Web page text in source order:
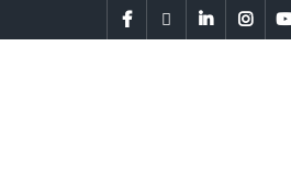
facebooktwitterlinkedin